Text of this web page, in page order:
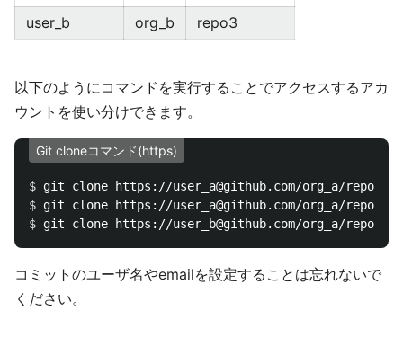
user_b
org_b repo3
以下のようにコマンドを実行することでアクセスするアカ
ウントを使い分けできます。
Git cloneコマンド(https)
$
$
$
コミットのユーザ名やemailを設定することは忘れないで
ください。